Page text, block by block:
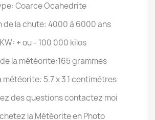
Coarce Ocahedrite
de la chute: 4000 à 6000 ans
+ ou - 100 000 kilos
la météorite:165 grammes
météorite: 5.7 x 3.1 centimètres
des questions contactez moi
la Météorite en Photo